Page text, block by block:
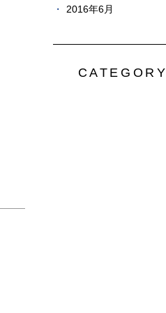
2016年6月
CATEGORY